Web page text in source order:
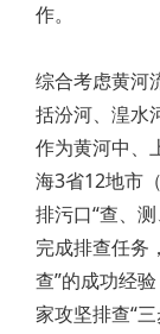
作。
综合考虑黄河
括汾河、湟水
作为黄河中、
海3省12地市
排污口“查、
完成排查任务
查”的成功经
家攻坚排查“三